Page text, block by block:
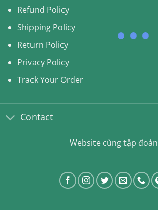
Refund Policy
Shipping Policy
Return Policy
Privacy Policy
Track Your Order
Contact
Website cùng tập đoàn